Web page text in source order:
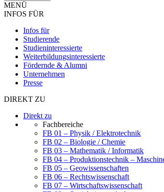
MENÜ
INFOS FÜR
Infos für
Studierende
Studieninteressierte
Weiterbildungsinteressierte
Fördernde & Alumni
Unternehmen
Presse
DIREKT ZU
Direkt zu
Fachbereiche
FB 01 – Physik / Elektrotechnik
FB 02 – Biologie / Chemie
FB 03 – Mathematik / Informatik
FB 04 – Produktionstechnik –
FB 05 – Geowissenschaften
FB 06 – Rechtswissenschaft
FB 07 – Wirtschaftswissenschaft